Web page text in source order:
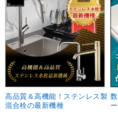
高品質＆高機能！ステンレス製
混合栓の最新機種